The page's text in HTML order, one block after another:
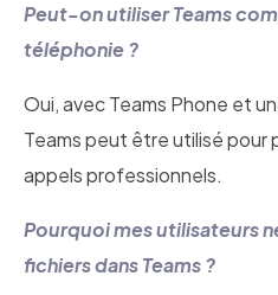
Peut-on utiliser Teams
téléphonie ?
Oui, avec Teams Phone et
Teams peut être utilisé pour
appels professionnels.
Pourquoi mes utilisateurs
fichiers dans Teams ?